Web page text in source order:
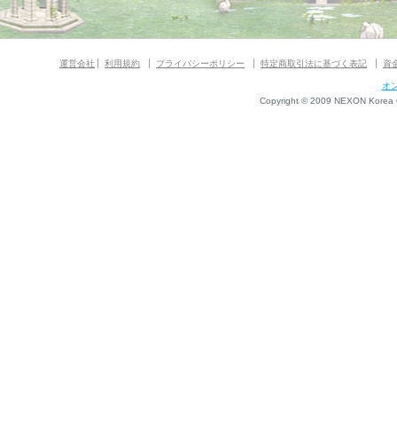
運営会社 利用規約 プライバシーポリシー 特定商取引法に基づく表記 資
オ
Copyright © 2009 NEXON Korea